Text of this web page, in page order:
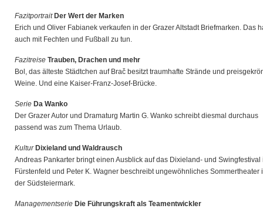
FazitportraitDer Wert der Marken
Erich und Oliver Fabianek verkaufen in der Grazer Altstadt Briefmarken. Das
auch mit Fechten und Fußball zu tun.
Fazitreise Trauben, Drachen und mehr
Bol, das älteste Städtchen auf Brač besitzt traumhafte Strände und
Weine. Und eine Kaiser-Franz-Josef-Brücke.
Serie Da Wanko
Der Grazer Autor und Dramaturg Martin G. Wanko schreibt diesmal durchaus
passend was zum Thema Urlaub.
KulturDixieland und Waldrausch
Andreas Pankarter bringt einen Ausblick auf das Dixieland- und Swingfestival
Fürstenfeld und Peter K. Wagner beschreibt ungewöhnliches Sommertheater
der Südsteiermark.
Managementserie Die Führungskraft als Teamentwickler